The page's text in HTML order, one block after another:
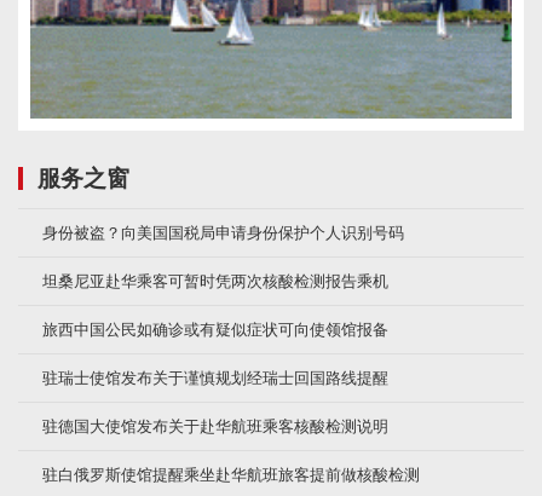
服务之窗
身份被盗？向美国国税局申请身份保护个人识别号码
坦桑尼亚赴华乘客可暂时凭两次核酸检测报告乘机
旅西中国公民如确诊或有疑似症状可向使领馆报备
驻瑞士使馆发布关于谨慎规划经瑞士回国路线提醒
驻德国大使馆发布关于赴华航班乘客核酸检测说明
驻白俄罗斯使馆提醒乘坐赴华航班旅客提前做核酸检测